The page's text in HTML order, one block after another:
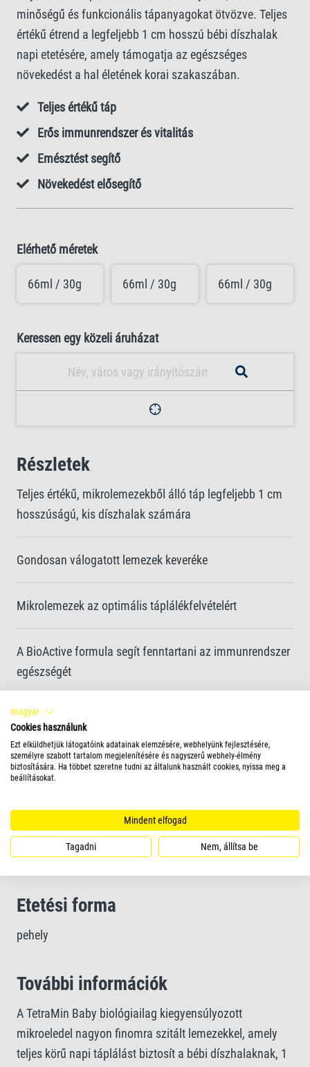
minőségű és funkcionális tápanyagokat ötvözve. Teljes
értékű étrend a legfeljebb 1 cm hosszú bébi díszhalak
napi etetésére, amely támogatja az egészséges
növekedést a hal életének korai szakaszában.
Teljes értékű táp
Erős immunrendszer és vitalitás
Emésztést segítő
Növekedést elősegítő
Elérhető méretek
66ml / 30g 66ml / 30g 66ml / 30g
Keressen egy közeli áruházat
Részletek
Teljes értékű, mikrolemezekből álló táp legfeljebb 1 cm
hosszúságú, kis díszhalak számára
Gondosan válogatott lemezek keveréke
Mikrolemezek az optimális táplálékfelvételért
A BioActive formula segít fenntartani az immunrendszer
egészségét
Tiszta víz és jobb vízminőség a jól emészthető
lemezeknek és a természetes prebiotikumoknak
köszönhetően
receptúra és az optimálisan összeállított fehérje-keverék
biztosítja az optimális növekedést
Etetési forma
pehely
További információk
A TetraMin Baby biológiailag kiegyensúlyozott
mikroeledel nagyon finomra szitált lemezekkel, amely
teljes körű napi táplálást biztosít a bébi díszhalaknak, 1
magyar
Cookies használunk
Ezt elküldhetjük látogatóink adatainak elemzésére, webhelyünk fejlesztésére,
személyre szabott tartalom megjelenítésére és nagyszerű webhely-élmény
biztosítására. Ha többet szeretne tudni az általunk használt cookies, nyissa meg a
beállításokat.
Mindent elfogad
Tagadni Nem, állítsa be